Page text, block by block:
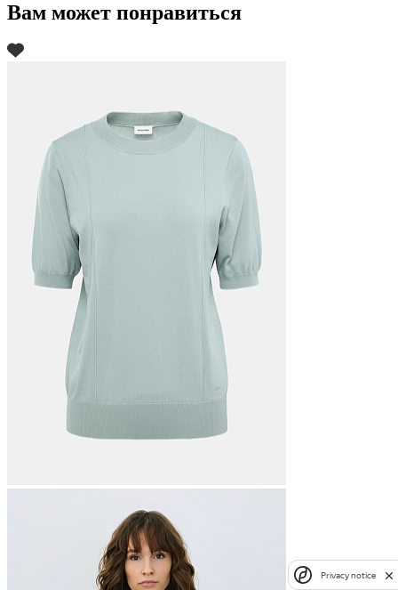
Вам может понравиться
Privacy notice